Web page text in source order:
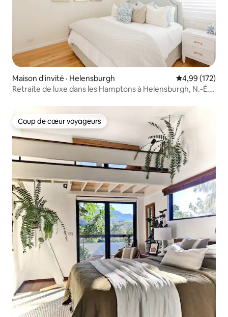
Maison d'invité · Helensburgh Note
4,99 (172)
Retraite de luxe dans les Hamptons à Helensburgh, N.-É. :
Coup de cœur voyageurs
Coup de cœur voyageurs